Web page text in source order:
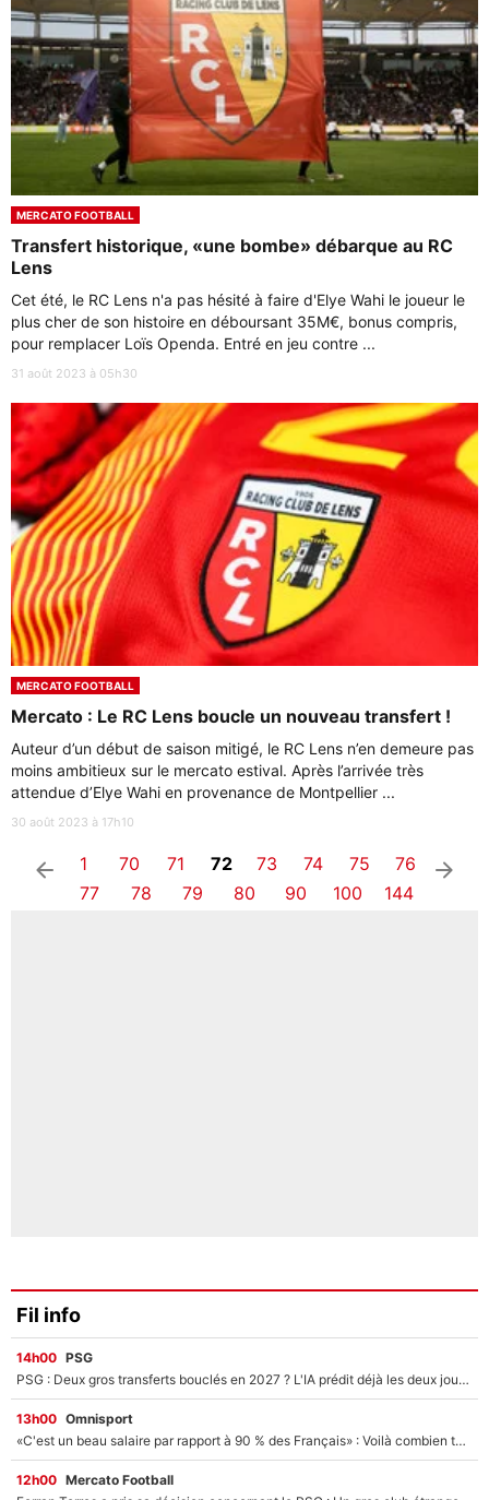
MERCATO FOOTBALL
Transfert historique, «une bombe» débarque au RC
Lens
Cet été, le RC Lens n'a pas hésité à faire d'Elye Wahi le joueur le
plus cher de son histoire en déboursant 35M€, bonus compris,
pour remplacer Loïs Openda. Entré en jeu contre ...
31 août 2023 à 05h30
MERCATO FOOTBALL
Mercato : Le RC Lens boucle un nouveau transfert !
Auteur d’un début de saison mitigé, le RC Lens n’en demeure pas
moins ambitieux sur le mercato estival. Après l’arrivée très
attendue d’Elye Wahi en provenance de Montpellier ...
30 août 2023 à 17h10
arrow_left 1 70 71 72 73 74 75
76
77
78 79 80 90 100 144
arrow_right
Fil info
14h00 PSG
PSG : Deux gros transferts bouclés en 2027 ? L'IA prédit déjà les deux joueurs qui pourraient rejoindre Luis Enrique !
13h00 Omnisport
«C'est un beau salaire par rapport à 90 % des Français» : Voilà combien touchait Nelson Monfort sur France Télévisions avant de rejoindre CNews
12h00 Mercato Football